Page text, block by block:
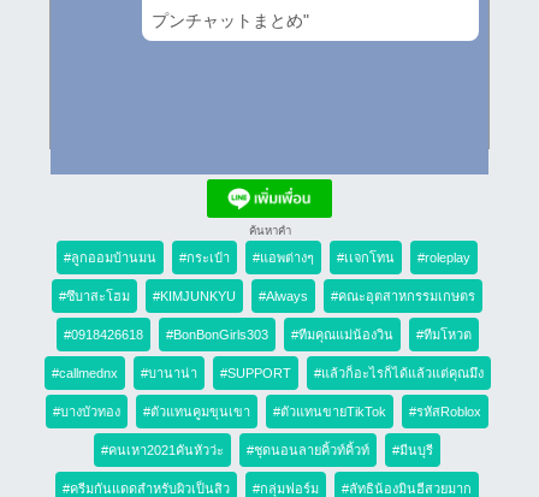
プンチャットまとめ"
ค้นหาคำ
#ลูกออมบ้านมน #กระเป๋า #แอพต่างๆ #เเจกโทน #roleplay
#ซึบาสะโฮม #KIMJUNKYU #Always #คณะอุตสาหกรรมเกษตร
#0918426618 #BonBonGirls303 #ทีมคุณแม่น้องวิน #ทีมโหวต
#callmednx #บานาน่า #SUPPORT #แล้วก็อะไรก็ได้แล้วแต่คุณมึง
#บางบัวทอง #ตัวแทนคูมขุนเขา #ตัวแทนขายTikTok #รหัสRoblox
#คนเหา2021คันหัวว่ะ #ชุดนอนลายคิ้วท์คิ้วท์ #มีนบุรี
#ครีมกันแดดสำหรับผิวเป็นสิว #กลุ่มฟอร์ม #ลัทธิน้องมินฮีสวยมาก